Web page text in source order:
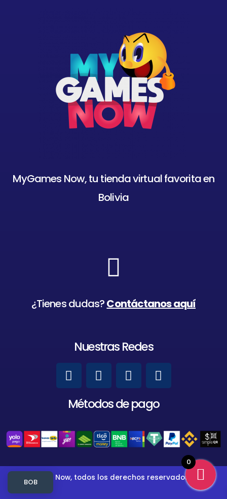
MyGames Now, tu tienda virtual favorita en
Bolivia
¿Tienes dudas?Contáctanos aquí
Nuestras Redes
Métodos de pago
MyGames Now, todos los derechos reservados, 2023
BOB
0